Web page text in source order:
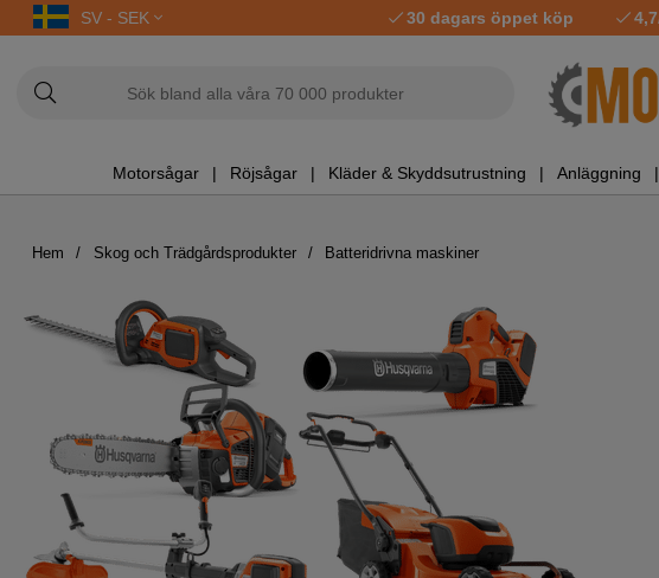
SV - SEK 30 dagars öppet köp
Motorsågar Röjsågar Kläder & Skyddsutrustning Anläggning
Hem Skog och Trädgårdsprodukter Batteridrivna maskiner